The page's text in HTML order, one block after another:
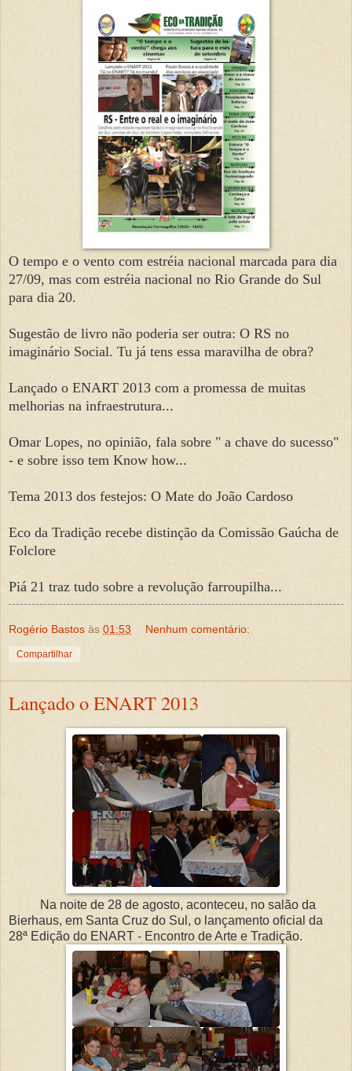
O tempo e o vento com estréia nacional marcada para dia
27/09, mas com estréia nacional no Rio Grande do Sul
para dia 20.
Sugestão de livro não poderia ser outra: O RS no
imaginário Social. Tu já tens essa maravilha de obra?
Lançado o ENART 2013 com a promessa de muitas
melhorias na infraestrutura...
Omar Lopes, no opinião, fala sobre " a chave do sucesso"
- e sobre isso tem Know how...
Tema 2013 dos festejos: O Mate do João Cardoso
Eco da Tradição recebe distinção da Comissão Gaúcha de
Folclore
Piá 21 traz tudo sobre a revolução farroupilha...
Rogério Bastos às 01:53 Nenhum comentário:
Compartilhar
Lançado o ENART 2013
Na noite de 28 de agosto, aconteceu, no salão da
Bierhaus, em Santa Cruz do Sul, o lançamento oficial da
28ª Edição do ENART - Encontro de Arte e Tradição.